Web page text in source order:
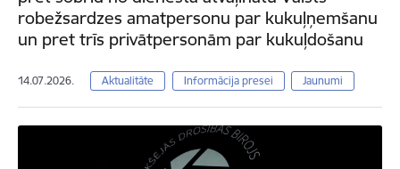
robežsardzes amatpersonu par kukuļņemšanu
un pret trīs privātpersonām par kukuļdošanu
14.07.2026. Aktualitāte Informācija presei Jaunumi